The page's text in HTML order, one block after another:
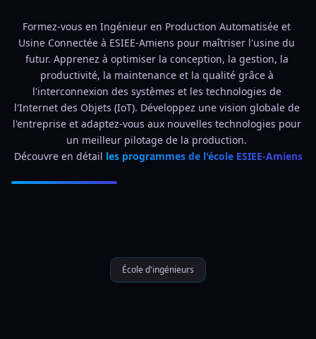
Formez-vous en Ingénieur en Production Automatisée et
Usine Connectée à ESIEE-Amiens pour maîtriser l'usine du
futur. Apprenez à optimiser la conception, la gestion, la
productivité, la maintenance et la qualité grâce à
l'interconnexion des systèmes et les technologies de
l'Internet des Objets (IoT). Développez une vision globale de
l'entreprise et adaptez-vous aux nouvelles technologies pour
un meilleur pilotage de la production.
Découvre en détail les programmes de l'école ESIEE-Amiens
École d'ingénieurs